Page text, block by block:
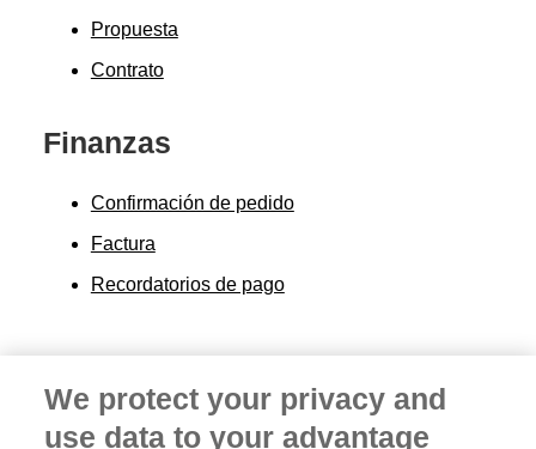
Propuesta
Contrato
Finanzas
Confirmación de pedido
Factura
Recordatorios de pago
We protect your privacy and
use data to your advantage